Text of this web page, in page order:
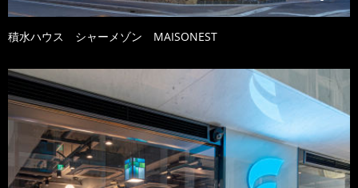
積水ハウス シャーメゾン MAISONEST